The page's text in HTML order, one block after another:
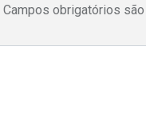
Campos obrigatórios